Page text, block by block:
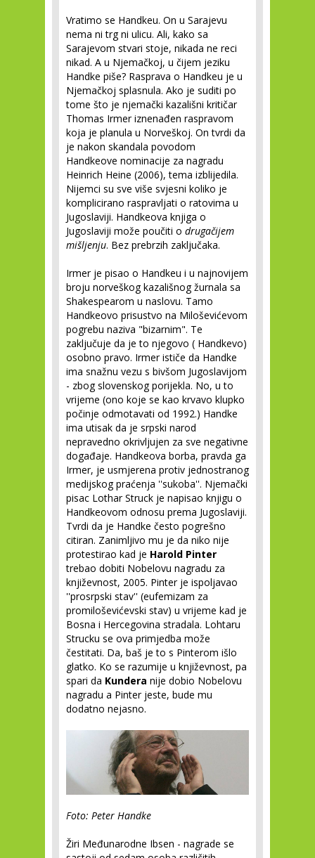
Vratimo se Handkeu. On u Sarajevu
nema ni trg ni ulicu. Ali, kako sa
Sarajevom stvari stoje, nikada ne reci
nikad. A u Njemačkoj, u čijem jeziku
Handke piše? Rasprava o Handkeu je u
Njemačkoj splasnula. Ako je suditi po
tome što je njemački kazališni kritičar
Thomas Irmer iznenađen raspravom
koja je planula u Norveškoj. On tvrdi da
je nakon skandala povodom
Handkeove nominacije za nagradu
Heinrich Heine (2006), tema izblijedila.
Nijemci su sve više svjesni koliko je
komplicirano raspravljati o ratovima u
Jugoslaviji. Handkeova knjiga o
Jugoslaviji može poučiti o drugačijem
mišljenju. Bez prebrzih zaključaka.
Irmer je pisao o Handkeu i u najnovijem
broju norveškog kazališnog žurnala sa
Shakespearom u naslovu. Tamo
Handkeovo prisustvo na Miloševićevom
pogrebu naziva "bizarnim". Te
zaključuje da je to njegovo ( Handkevo)
osobno pravo. Irmer ističe da Handke
ima snažnu vezu s bivšom Jugoslavijom
- zbog slovenskog porijekla. No, u to
vrijeme (ono koje se kao krvavo klupko
počinje odmotavati od 1992.) Handke
ima utisak da je srpski narod
nepravedno okrivljujen za sve negativne
događaje. Handkeova borba, pravda ga
Irmer, je usmjerena protiv jednostranog
medijskog praćenja ''sukoba''. Njemački
pisac Lothar Struck je napisao knjigu o
Handkeovom odnosu prema Jugoslaviji.
Tvrdi da je Handke često pogrešno
citiran. Zanimljivo mu je da niko nije
protestirao kad je Harold Pinter
trebao dobiti Nobelovu nagradu za
književnost, 2005. Pinter je ispoljavao
''prosrpski stav'' (eufemizam za
promiloševićevski stav) u vrijeme kad je
Bosna i Hercegovina stradala. Lohtaru
Strucku se ova primjedba može
čestitati. Da, baš je to s Pinterom išlo
glatko. Ko se razumije u književnost, pa
spari da Kundera nije dobio Nobelovu
nagradu a Pinter jeste, bude mu
dodatno nejasno.
Foto: Peter Handke
Žiri Međunarodne Ibsen - nagrade se